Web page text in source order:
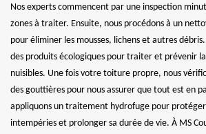
Nos experts commencent par une inspection
zones à traiter. Ensuite, nous procédons à un
pour éliminer les mousses, lichens et autres
des produits écologiques pour traiter et prévenir
nuisibles. Une fois votre toiture propre, nous
des gouttières pour nous assurer que tout est en
appliquons un traitement hydrofuge pour
intempéries et prolonger sa durée de vie. À MS